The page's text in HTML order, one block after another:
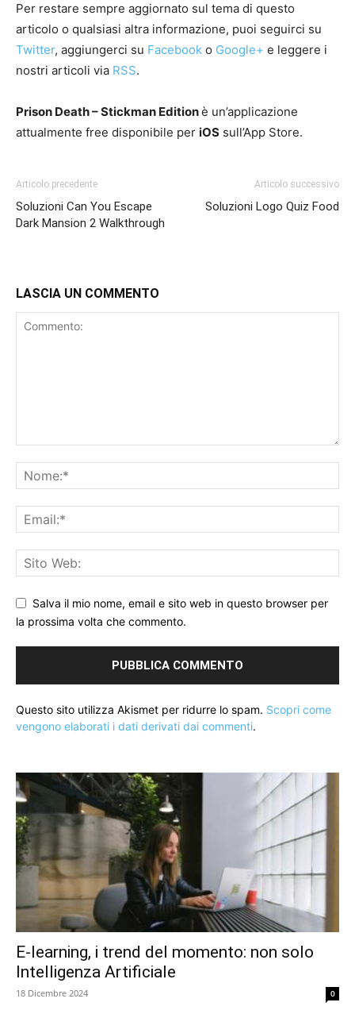
Per restare sempre aggiornato sul tema di questo
articolo o qualsiasi altra informazione, puoi seguirci su
Twitter, aggiungerci su Facebook o Google+ e leggere i
nostri articoli via RSS.
Prison Death – Stickman Editionè un’applicazione
attualmente free disponibile per iOS sull’App Store.
Articolo precedente
Soluzioni Can You Escape
Dark Mansion 2 Walkthrough
Articolo successivo
Soluzioni Logo Quiz Food
LASCIA UN COMMENTO
Salva il mio nome, email e sito web in questo browser per
la prossima volta che commento.
Questo sito utilizza Akismet per ridurre lo spam. Scopri come
vengono elaborati i dati derivati dai commenti.
E-learning, i trend del momento: non solo
Intelligenza Artificiale
18 Dicembre 2024 0